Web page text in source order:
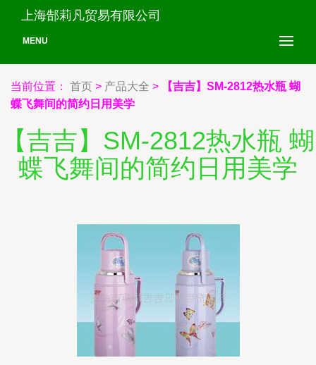
上海郜莉凡贸易有限公司
MENU
当前位置： 首页 > 产品大全 >
【吉吉】SM-2812热水瓶 蝴
蝶飞舞间的简约日用美学
【吉吉】SM-2812热水瓶 蝴
蝶飞舞间的简约日用美学